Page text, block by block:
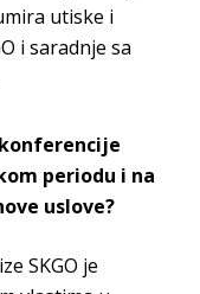
utiske i
i saradnje sa
periodu i na
uslove?
SKGO je